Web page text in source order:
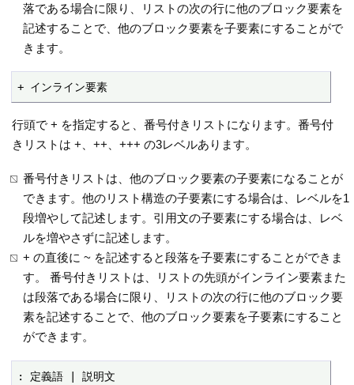
落である場合に限り、リストの次の行に他のブロック要素を
記述することで、他のブロック要素を子要素にすることがで
きます。
+ インライン要素
行頭で + を指定すると、番号付きリストになります。番号付
きリストは +、++、+++ の3レベルあります。
番号付きリストは、他のブロック要素の子要素になることが
できます。他のリスト構造の子要素にする場合は、レベルを1
段増やして記述します。引用文の子要素にする場合は、レベ
ルを増やさずに記述します。
+ の直後に ~ を記述すると段落を子要素にすることができま
す。 番号付きリストは、リストの先頭がインライン要素また
は段落である場合に限り、リストの次の行に他のブロック要
素を記述することで、他のブロック要素を子要素にすること
ができます。
: 定義語 | 説明文